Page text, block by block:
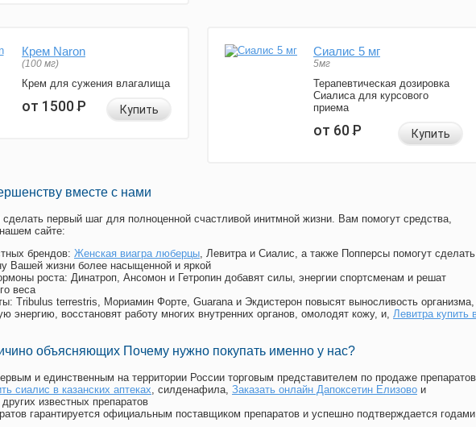
Крем Naron
(100 мг)
Крем для сужения влагалища
от 1500Р Купить
Сиалис 5 мг
5мг
Терапевтическая дозировка
Сиалиса для курсового
приема
от 60Р Купить
вместе с нами
первый шаг для полноценной счастливой инитмной жизни. Вам помогут средства,
сайте:
брендов: Женская виагра люберцы, Левитра и Сиалис, а также Попперсы помогут сделать
Вашей жизни более насыщенной и яркой
роста: Динатроп, Ансомон и Гетропин добавят силы, энергии спортсменам и решат
веса
Tribulus terrestris, Мориамин Форте, Guarana и Экдистерон повысят выносливость организма,
энергию, восстановят работу многих внутренних органов, омолодят кожу, и, Левитра купить
объясняющих Почему нужно покупать именно у нас?
и единственным на территории России торговым представителем по продаже препаратов
сиалис в казанских аптеках, силденафила, Заказать онлайн Дапоксетин Елизово и
известных препаратов
гарантируется официальным поставщиком препаратов и успешно подтверждается годами